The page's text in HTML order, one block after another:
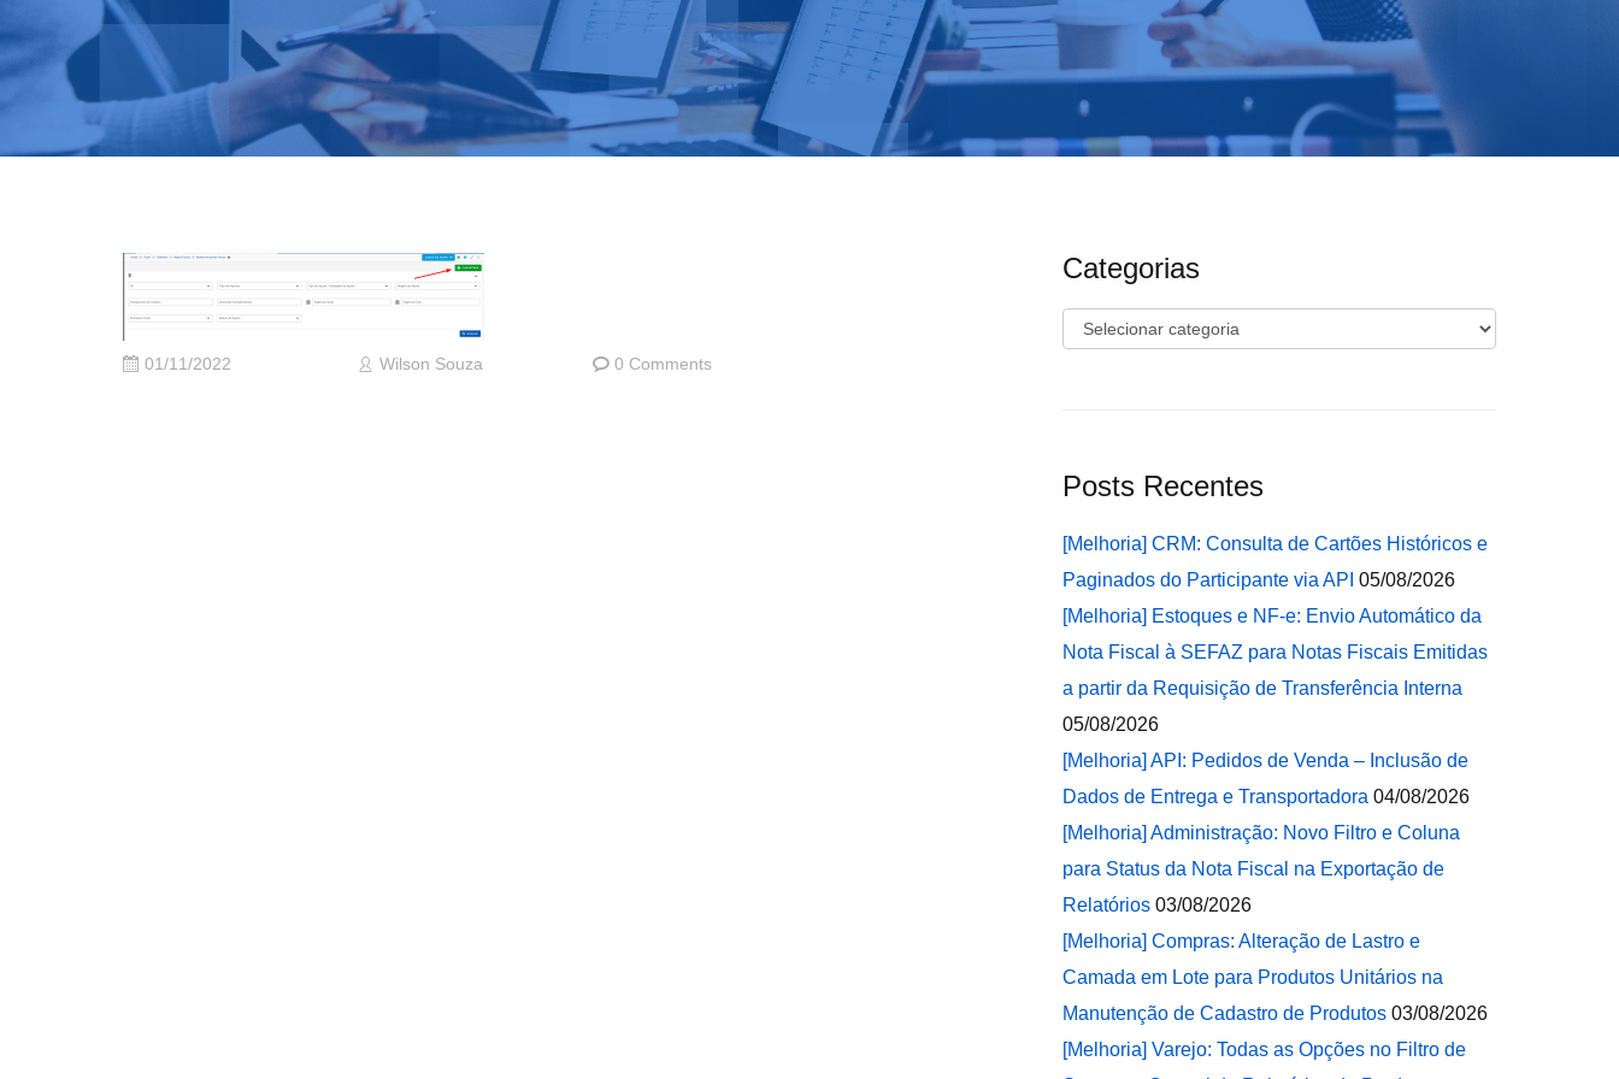
01/11/2022 Wilson Souza 0 Comments
Categorias
Categorias
Posts Recentes
[Melhoria] CRM: Consulta de Cartões Históricos e
Paginados do Participante via API 05/08/2026
[Melhoria] Estoques e NF-e: Envio Automático da
Nota Fiscal à SEFAZ para Notas Fiscais Emitidas
a partir da Requisição de Transferência Interna
05/08/2026
[Melhoria] API: Pedidos de Venda – Inclusão de
Dados de Entrega e Transportadora 04/08/2026
[Melhoria] Administração: Novo Filtro e Coluna
para Status da Nota Fiscal na Exportação de
Relatórios 03/08/2026
[Melhoria] Compras: Alteração de Lastro e
Camada em Lote para Produtos Unitários na
Manutenção de Cadastro de Produtos 03/08/2026
[Melhoria] Varejo: Todas as Opções no Filtro de